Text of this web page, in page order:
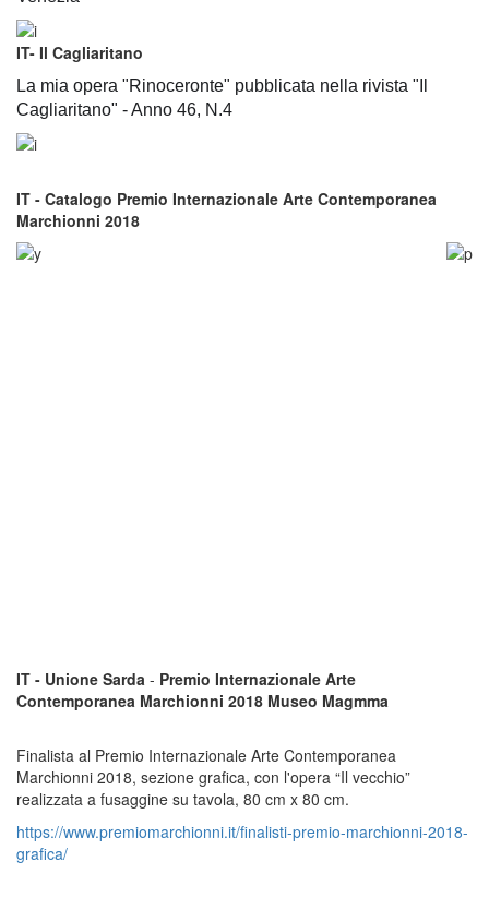
IT- Il Cagliaritano
La mia opera "Rinoceronte" pubblicata nella rivista "Il
Cagliaritano" - Anno 46, N.4
IT - Catalogo Premio Internazionale Arte Contemporanea
Marchionni 2018
IT - Unione Sarda - Premio Internazionale Arte
Contemporanea Marchionni 2018 Museo Magmma
Finalista al Premio Internazionale Arte Contemporanea
Marchionni 2018, sezione grafica, con l'opera “Il vecchio”
realizzata a fusaggine su tavola, 80 cm x 80 cm.
https://www.premiomarchionni.it/finalisti-premio-marchionni-2018-
grafica/